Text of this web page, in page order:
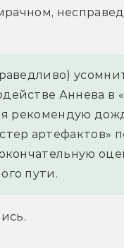
Аннева в
я рекомендую
артефактов»
пути.